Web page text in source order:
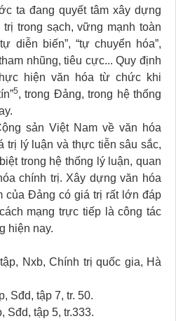
ta đang quyết tâm xây dựng
trong sạch, vững mạnh toàn
diễn biến”, “tự chuyển hóa”,
nhũng, tiêu cực... Quy định
hiện văn hóa từ chức khi
5, trong Đảng, trong hệ thống
sản Việt Nam về văn hóa
trị lý luận và thực tiễn sâu sắc,
trong hệ thống lý luận, quan
chính trị. Xây dựng văn hóa
của Đảng có giá trị rất lớn đáp
mạng trực tiếp là công tác
hiện nay.
Nxb, Chính trị quốc gia, Hà
Sđd, tập 7, tr. 50.
Sđd, tập 5, tr.333.